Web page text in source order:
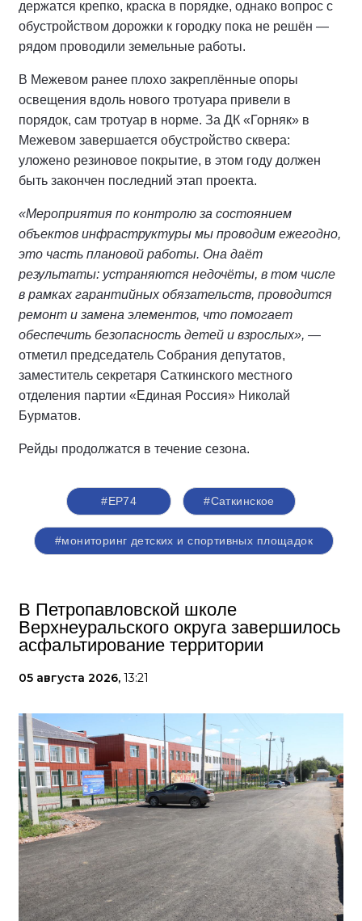
держатся крепко, краска в порядке, однако вопрос с
обустройством дорожки к городку пока не решён —
рядом проводили земельные работы.
В Межевом ранее плохо закреплённые опоры
освещения вдоль нового тротуара привели в
порядок, сам тротуар в норме. За ДК «Горняк» в
Межевом завершается обустройство сквера:
уложено резиновое покрытие, в этом году должен
быть закончен последний этап проекта.
«Мероприятия по контролю за состоянием
объектов инфраструктуры мы проводим ежегодно,
это часть плановой работы. Она даёт
результаты: устраняются недочёты, в том числе
в рамках гарантийных обязательств, проводится
ремонт и замена элементов, что помогает
обеспечить безопасность детей и взрослых», —
отметил председатель Собрания депутатов,
заместитель секретаря Саткинского местного
отделения партии «Единая Россия» Николай
Бурматов.
Рейды продолжатся в течение сезона.
#ЕР74 #Саткинское
#мониторинг детских и спортивных площадок
В Петропавловской школе
Верхнеуральского округа завершилось
асфальтирование территории
05 августа 2026, 13:21